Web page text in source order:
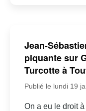
Jean-
piquante sur
Turcotte à
Publié le lundi 19
On a eu le droit